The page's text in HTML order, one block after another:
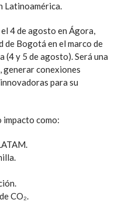
Latinoamérica.
4 de agosto en Ágora,
de Bogotá en el marco de
(4 y 5 de agosto). Será una
generar conexiones
para su
impacto como:
CO₂.